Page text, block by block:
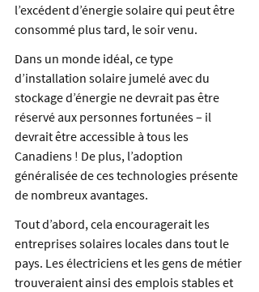
l’excédent d’énergie solaire qui peut être
consommé plus tard, le soir venu.
Dans un monde idéal, ce type
d’installation solaire jumelé avec du
stockage d’énergie ne devrait pas être
réservé aux personnes fortunées – il
devrait être accessible à tous les
Canadiens ! De plus, l’adoption
généralisée de ces technologies présente
de nombreux avantages.
Tout d’abord, cela encouragerait les
entreprises solaires locales dans tout le
pays. Les électriciens et les gens de métier
trouveraient ainsi des emplois stables et